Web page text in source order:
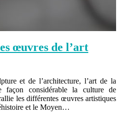
œuvres de l’art
et de l’architecture, l’art de la
façon considérable la culture de
les différentes œuvres artistiques
et le Moyen…